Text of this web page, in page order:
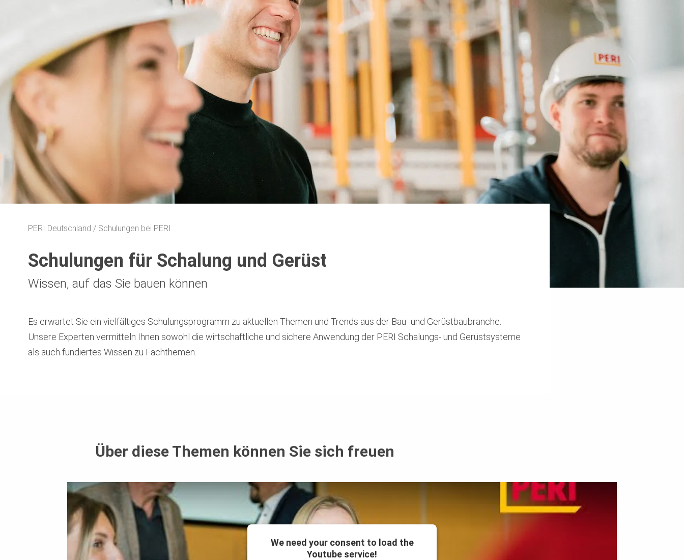
PERI Deutschland Schulungen bei PERI
Schulungen für Schalung und Gerüst
Wissen, auf das Sie bauen können
Es erwartet Sie ein vielfältiges Schulungsprogramm zu aktuellen Themen und Trends aus der Bau- und Gerüstbaubranche.
Unsere Experten vermitteln Ihnen sowohl die wirtschaftliche und sichere Anwendung der PERI Schalungs- und Gerüstsysteme
als auch fundiertes Wissen zu Fachthemen.
Über diese Themen können Sie sich freuen
We need your consent to load the
Youtube service!